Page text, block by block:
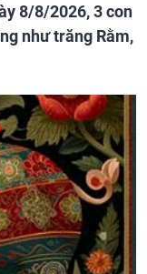
8/8/2026, 3 con
như trăng Rằm,